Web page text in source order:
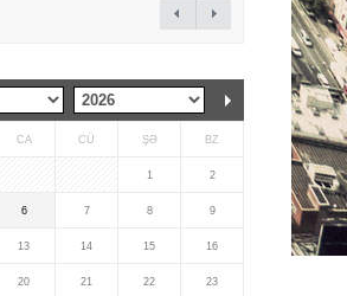
CA CÜ ŞƏ BZ
1 2
6 7 8 9
13 14 15 16
20 21 22 23